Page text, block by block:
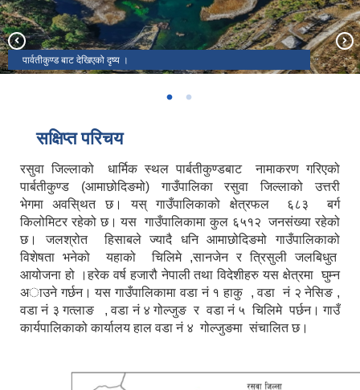
पार्वतीकुण्ड बाट देखिएको दृष्य ।
आमाछोदिङमो गाउँपालिका १९ औं गाउँसभा ।
सक्षिप्त परिचय
रसुवा जिल्लाको धार्मिक स्थल पार्बतीकुण्डबाट नामाकरण गरिएको
पार्बतीकुण्ड (आमाछोदिङमो) गाउँपालिका रसुवा जिल्लाको उत्तरी
भेगमा अवसि्थत छ। यस् गाउँपालिकाको क्षेत्रफल ६८३ बर्ग
किलोमिटर रहेको छ। यस गाउँपालिकामा कुल ६५१२ जनसंख्या रहेको
छ। जलश्रोत हिसाबले ज्यादै धनि आमाछोदिङमो गाउँपालिकाको
विशेषता भनेको यहाको चिलिमे ,सानजेन र त्रिसुली जलबिधुत
आयोजना हो ।हरेक वर्ष हजारौ नेपाली तथा विदेशीहरु यस क्षेत्रमा घुम्न
अाउने गर्छन। यस गाउँपालिकामा वडा नं १ हाकु , वडा नं २ नेसिङ ,
वडा नं ३ गत्लाङ , वडा नं ४ गोल्जुङ र वडा नं ५ चिलिमे पर्छन। गाउँ
कार्यपालिकाको कार्यालय हाल वडा नं ४ गोल्जुङमा संचालित छ।